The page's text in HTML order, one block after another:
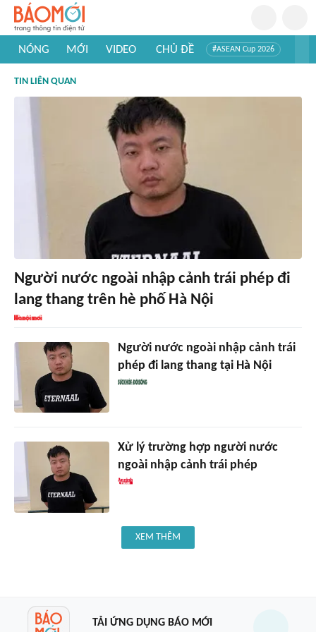
NÓNG MỚI VIDEO CHỦ ĐỀ #ASEAN Cup 2026
#Khám phá thế giới
TIN LIÊN QUAN
Người nước ngoài nhập cảnh trái phép đi
lang thang trên hè phố Hà Nội
Người nước ngoài nhập cảnh trái
phép đi lang thang tại Hà Nội
Xử lý trường hợp người nước
ngoài nhập cảnh trái phép
XEM THÊM
TẢI ỨNG DỤNG BÁO MỚI